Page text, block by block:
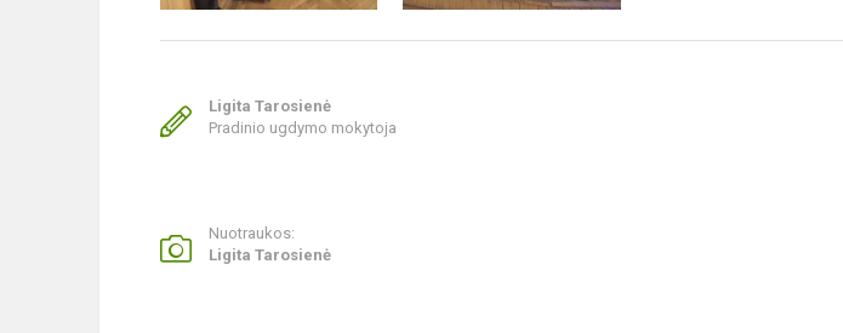
Ligita Tarosienė
Pradinio ugdymo mokytoja
Nuotraukos:
Ligita Tarosienė